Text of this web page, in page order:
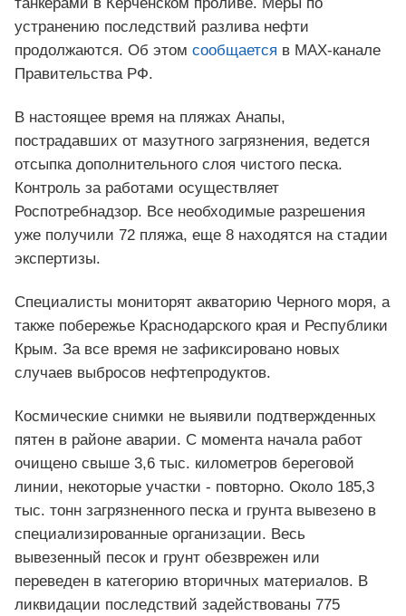
устранению последствий разлива нефти
продолжаются. Об этом сообщается в MAX-канале
Правительства РФ.
В настоящее время на пляжах Анапы,
пострадавших от мазутного загрязнения, ведется
отсыпка дополнительного слоя чистого песка.
Контроль за работами осуществляет
Роспотребнадзор. Все необходимые разрешения
уже получили 72 пляжа, еще 8 находятся на стадии
экспертизы.
Специалисты мониторят акваторию Черного моря, а
также побережье Краснодарского края и Республики
Крым. За все время не зафиксировано новых
случаев выбросов нефтепродуктов.
Космические снимки не выявили подтвержденных
пятен в районе аварии. С момента начала работ
очищено свыше 3,6 тыс. километров береговой
линии, некоторые участки - повторно. Около 185,3
тыс. тонн загрязненного песка и грунта вывезено в
специализированные организации. Весь
вывезенный песок и грунт обезврежен или
переведен в категорию вторичных материалов. В
ликвидации последствий задействованы 775